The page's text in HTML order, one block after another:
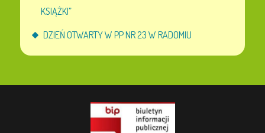
KSIĄŻKI”
DZIEŃ OTWARTY W PP NR 23 W RADOMIU